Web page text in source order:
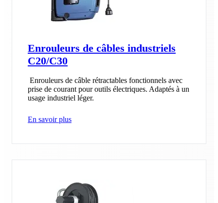
Enrouleurs de câbles industriels
C20/C30
Enrouleurs de câble rétractables fonctionnels avec
prise de courant pour outils électriques. Adaptés à un
usage industriel léger.
En savoir plus